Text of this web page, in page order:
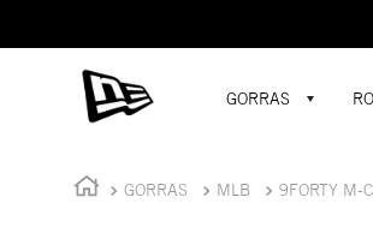
GORRAS
GORRAS MLB 9FORTY M-